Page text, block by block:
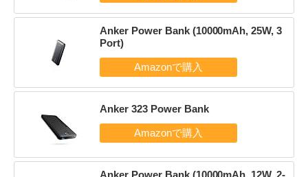
Anker Power Bank (10000mAh, 25W, 3
Port)
Anker 323 Power Bank
Anker Power Bank (10000mAh, 12W, 2-